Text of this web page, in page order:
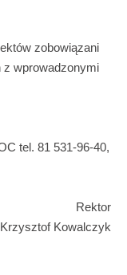
zobowiązani
z wprowadzonymi
tel. 81 531-96-40,
Rektor
Kowalczyk